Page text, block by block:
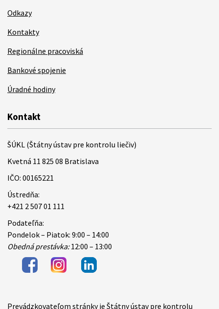
Odkazy
Kontakty
Regionálne pracoviská
Bankové spojenie
Úradné hodiny
Kontakt
ŠÚKL (Štátny ústav pre kontrolu liečiv)
Kvetná 11 825 08 Bratislava
IČO: 00165221
Ústredňa:
+421 2 507 01 111
Podateľňa:
Pondelok – Piatok: 9:00 – 14:00
Obedná prestávka:12:00 – 13:00
Prevádzkovateľom stránky je Štátny ústav pre kontrolu